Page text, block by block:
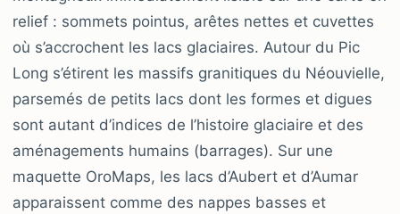
relief : sommets pointus, arêtes nettes et cuvettes
où s’accrochent les lacs glaciaires. Autour du Pic
Long s’étirent les massifs granitiques du Néouvielle,
parsemés de petits lacs dont les formes et digues
sont autant d’indices de l’histoire glaciaire et des
aménagements humains (barrages). Sur une
maquette OroMaps, les lacs d’Aubert et d’Aumar
apparaissent comme des nappes basses et